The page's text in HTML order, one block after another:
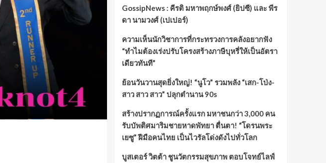
GossipNews : คีรติ มหาพฤกษ์พงศ์ (ยิปซี) และ พีร
ดา นามวงศ์ (เปเปอร์)
ความเห็นนักวิชาการที่กระทรวงการคลังอยากฟัง
“ทำไมต้องเร่งปรับโครงสร้างภาษีบุหรี่ให้เป็นอัตรา
เดียวทันที”
ย้อนวันวานสุดยิ่งใหญ่! “นูโว” รวมพลัง “เสก-โป่ง-
สาว สาว สาว” ปลุกตำนาน 90s
สร้างปรากฏการณ์ครั้งแรก มหาชนกว่า 3,000 คน
รับบัพติศมาริมชายหาดพัทยา ตื่นตา! “โดรนพระ
เยซู” ฝีมือคนไทย เป็นไวรัลโด่งดังไปทั่วโลก
บูสเตอร์ วิตต้า ชูนวัตกรรมสุขภาพ ตอบโจทย์ไลฟ์